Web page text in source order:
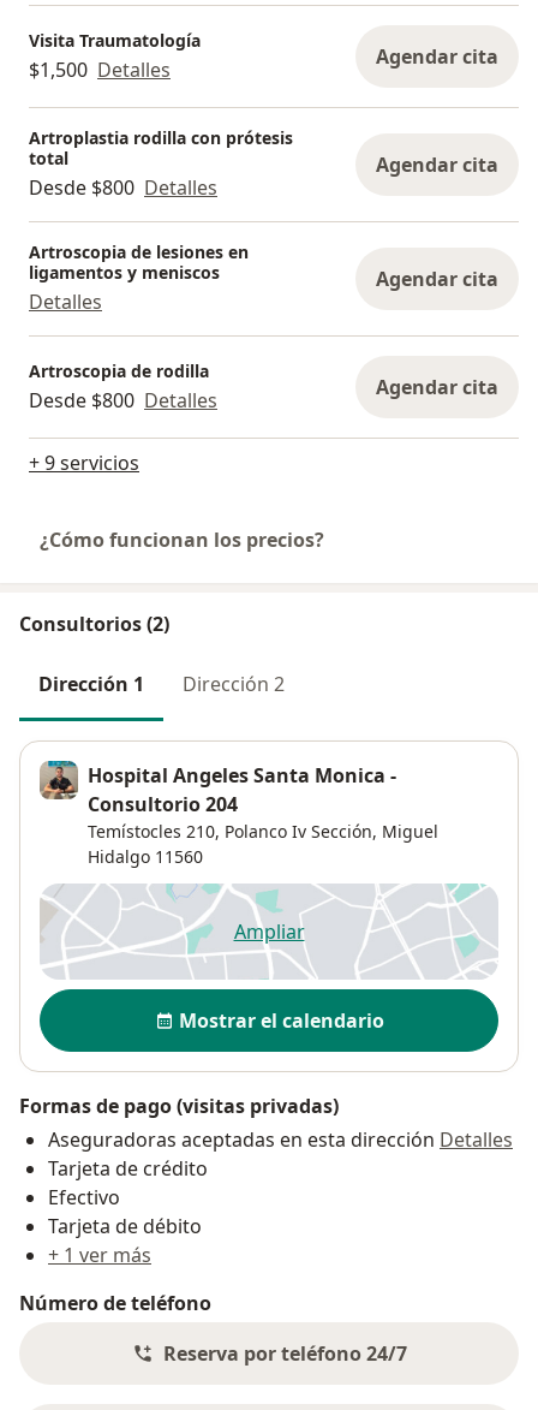
Visita Traumatología
$1,500 Detalles Agendar cita
Artroplastia rodilla con prótesis
total
Desde $800 Detalles
Agendar cita
Artroscopia de lesiones en
ligamentos y meniscos
Detalles
Agendar cita
Artroscopia de rodilla
Desde $800 Detalles Agendar cita
+ 9 servicios
¿Cómo funcionan los precios?
Consultorios (2)
Dirección 1 Dirección 2
Hospital Angeles Santa Monica -
Consultorio 204
Temístocles 210, Polanco Iv Sección, Miguel
Hidalgo 11560
Ampliarse abre en una nueva
Disponibilidad
Mostrar el calendario
Formas de pago (visitas privadas)
Aseguradoras aceptadas en esta dirección Detalles
Tarjeta de crédito
Efectivo
Tarjeta de débito
+ 1 ver más
Número de teléfono
Reserva por teléfono 24/7